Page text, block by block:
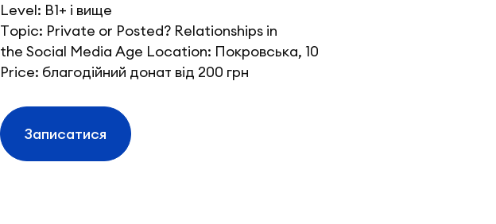
Level: B1+ і вище
Topic: Private or Posted? Relationships in
the Social Media Age Location: Покровська, 10
Price: благодійний донат від 200 грн
Записатися